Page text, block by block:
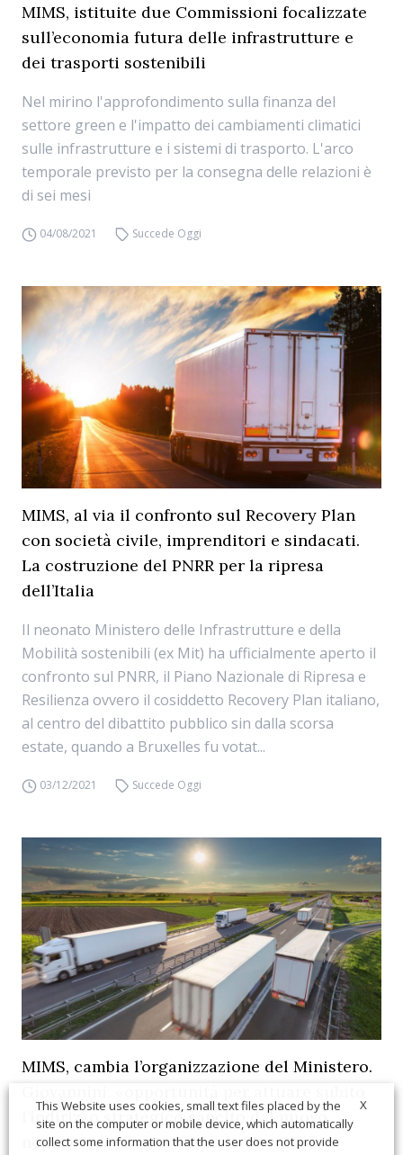
MIMS, istituite due Commissioni focalizzate
sull’economia futura delle infrastrutture e
dei trasporti sostenibili
Nel mirino l'approfondimento sulla finanza del
settore green e l'impatto dei cambiamenti climatici
sulle infrastrutture e i sistemi di trasporto. L'arco
temporale previsto per la consegna delle relazioni è
di sei mesi
04/08/2021 Succede Oggi
MIMS, al via il confronto sul Recovery Plan
con società civile, imprenditori e sindacati.
La costruzione del PNRR per la ripresa
dell’Italia
Il neonato Ministero delle Infrastrutture e della
Mobilità sostenibili (ex Mit) ha ufficialmente aperto il
confronto sul PNRR, il Piano Nazionale di Ripresa e
Resilienza ovvero il cosiddetto Recovery Plan italiano,
al centro del dibattito pubblico sin dalla scorsa
estate, quando a Bruxelles fu votat...
03/12/2021 Succede Oggi
MIMS, cambia l’organizzazione del Ministero.
l’indirizzo strategico sancito dal nuovo
nome»
X
This Website uses cookies, small text files placed by the
site on the computer or mobile device, which automatically
collect some information that the user does not provide